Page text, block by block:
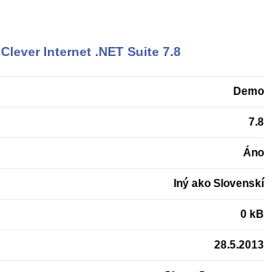
Clever Internet .NET Suite 7.8
Demo
7.8
Áno
Iný ako Slovenskí
0 kB
28.5.2013